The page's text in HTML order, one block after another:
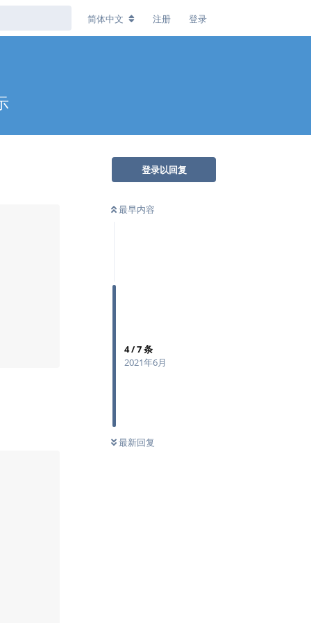
简体中文 注册 登录
登录以回复
最早内容
4/7条
2021年6月
最新回复